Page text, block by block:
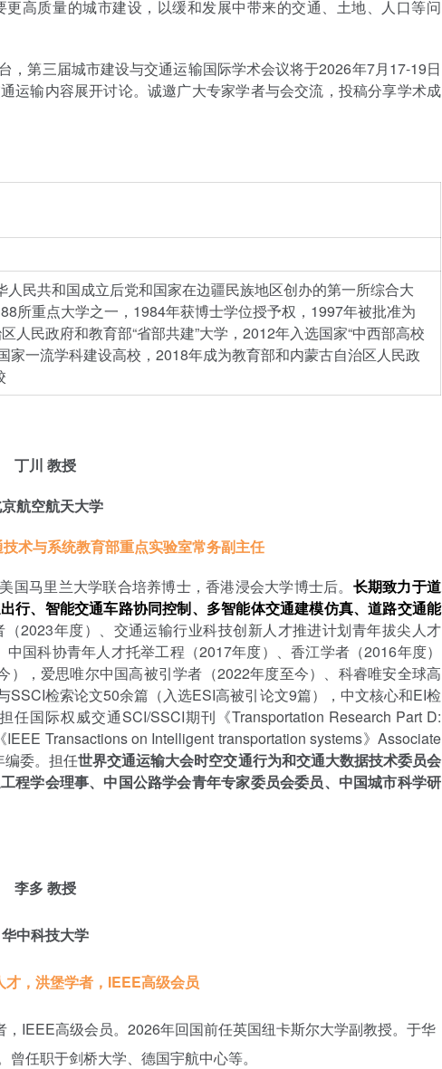
高质量的城市建设，以缓和发展中带来的交通、土地、人口等问
，第三届城市建设与交通运输国际学术会议将于2026年7月17-19日
运输内容展开讨论。诚邀广大专家学者与会交流，投稿分享学术成
民共和国成立后党和国家在边疆民族地区创办的第一所综合大
所重点大学之一，1984年获博士学位授予权，1997年被批准为
人民政府和教育部“省部共建”大学，2012年入选国家“中西部高校
家一流学科建设高校，2018年成为教育部和内蒙古自治区人民政
丁川 教授
航空航天大学
术与系统教育部重点实验室常务副主任
马里兰大学联合培养博士，香港浸会大学博士后。 长期致力于道
行、智能交通车路协同控制、多智能体交通建模仿真、道路交通能
2023年度）、交通运输行业科技创新人才推进计划青年拔尖人才
国科协青年人才托举工程（2017年度）、香江学者（2016年度）
，爱思唯尔中国高被引学者（2022年度至今）、科睿唯安全球高
检索论文50余篇（入选ESI高被引论文9篇），中文核心和EI检
国际权威交通SCI/SSCI期刊《Transportation Research Part D:
Transactions on Intelligent transportation systems》Associate
编委。担任世界交通运输大会时空交通行为和交通大数据技术委员会
程学会理事、中国公路学会青年专家委员会委员、中国城市科学研
李多 教授
华中科技大学
才，洪堡学者，IEEE高级会员
IEEE高级会员。2026年回国前任英国纽卡斯尔大学副教授。于华
任职于剑桥大学、德国宇航中心等。